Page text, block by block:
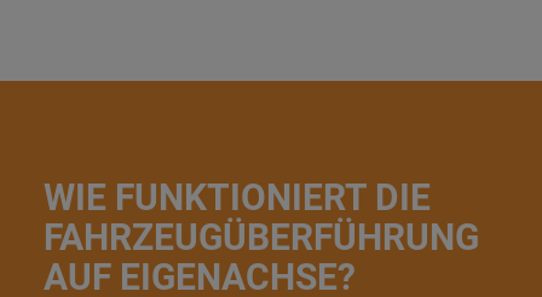
WIE FUNKTIONIERT DIE
FAHRZEUGÜBERFÜHRUNG
AUF EIGENACHSE?